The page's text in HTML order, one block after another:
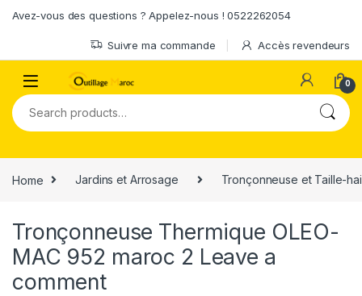
Avez-vous des questions ? Appelez-nous ! 0522262054
Suivre ma commande Accès revendeurs
0
Search for:
Home Jardins et Arrosage Tronçonneuse et Taille-
Tronçonneuse Thermique OLEO-
MAC 952 maroc 2 Leave a
comment